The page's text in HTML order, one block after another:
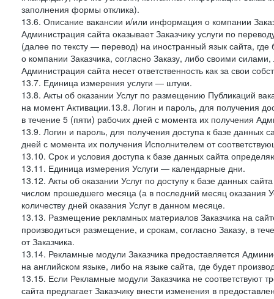
заполнения формы отклика).
13.6. Описание вакансии и/или информация о компании
Администрация сайта оказывает Заказчику услуги по
(далее по тексту — перевод) на иностранный язык сайта,
о компании Заказчика, согласно Заказу, либо своими
Администрация сайта несет ответственность как за свои
13.7. Единица измерения услуги — штуки.
13.8. Акты об оказании Услуг по размещению Публикаций
на момент Активации.13.8. Логин и пароль, для получения
в течение 5 (пяти) рабочих дней с момента их получения
13.9. Логин и пароль, для получения доступа к базе данных
дней с момента их получения Исполнителем от
13.10. Срок и условия доступа к базе данных сайта
13.11. Единица измерения Услуги — календарные дни.
13.12. Акты об оказании Услуг по доступу к базе данных
числом прошедшего месяца (а в последний месяц оказания
количеству дней оказания Услуг в данном месяце.
13.13. Размещение рекламных материалов Заказчика на
производиться размещение, и срокам, согласно Заказу, в
от Заказчика.
13.14. Рекламные модули Заказчика предоставляется
на английском языке, либо на языке сайта, где будет
13.15. Если Рекламные модули Заказчика не соответствуют
сайта предлагает Заказчику внести изменения в